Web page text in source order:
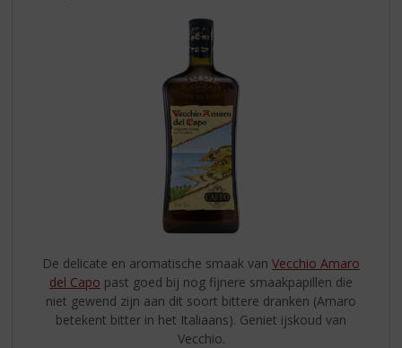
De delicate en aromatische smaak van Vecchio Amaro
del Capo past goed bij nog fijnere smaakpapillen die
niet gewend zijn aan dit soort bittere dranken (Amaro
betekent bitter in het Italiaans). Geniet ijskoud van
Vecchio.